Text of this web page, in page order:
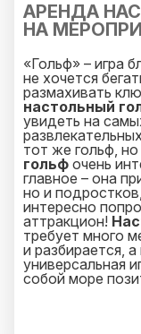
АРЕНДА
НА
«Гольф» – игра
не хочется
размахивать
настольный
увидеть на
тот же гольф,
гольф очень
главное – она
но и
интересно
аттракцион!
требует много
и разбирается,
универсальная
собой море